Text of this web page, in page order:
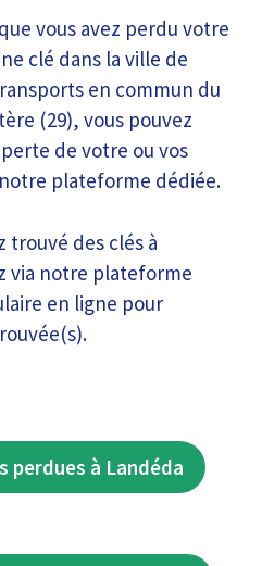
vous avez perdu votre
clé dans la ville de
en commun du
(29), vous pouvez
de votre ou vos
plateforme dédiée.
trouvé des clés à
via notre plateforme
en ligne pour
perdues à Landéda